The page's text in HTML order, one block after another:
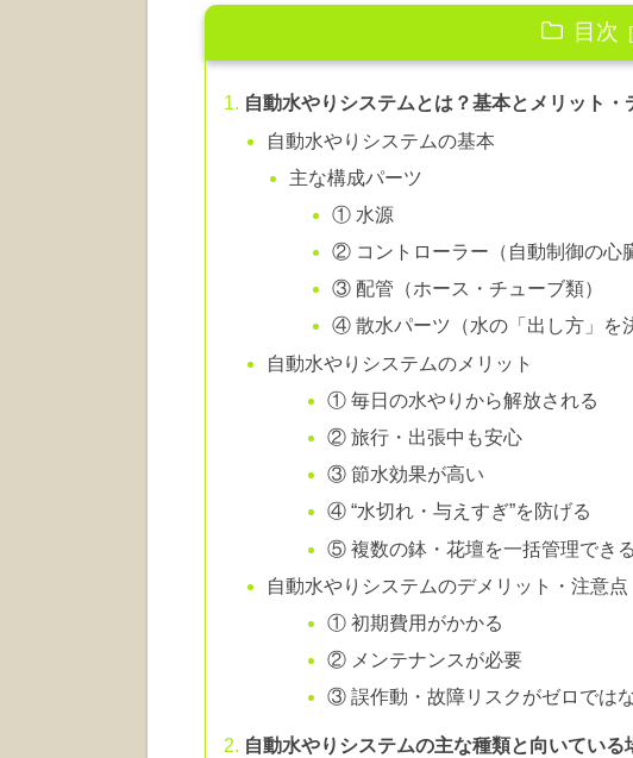
目次
自動水やりシステムとは？基本とメリット・
自動水やりシステムの基本
主な構成パーツ
① 水源
② コントローラー（自動制御の心
③ 配管（ホース・チューブ類）
④ 散水パーツ（水の「出し方」を
自動水やりシステムのメリット
① 毎日の水やりから解放される
② 旅行・出張中も安心
③ 節水効果が高い
④ “水切れ・与えすぎ”を防げる
⑤ 複数の鉢・花壇を一括管理できる
自動水やりシステムのデメリット・注意点
① 初期費用がかかる
② メンテナンスが必要
③ 誤作動・故障リスクがゼロでは
自動水やりシステムの主な種類と向いている